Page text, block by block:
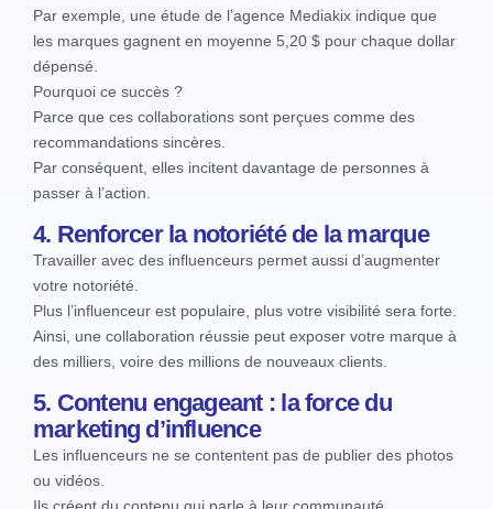
Par exemple, une étude de l’agence Mediakix indique que
les marques gagnent en moyenne 5,20 $ pour chaque dollar
dépensé.
Pourquoi ce succès ?
Parce que ces collaborations sont perçues comme des
recommandations sincères.
Par conséquent, elles incitent davantage de personnes à
passer à l’action.
4. Renforcer la notoriété de la marque
Travailler avec des influenceurs permet aussi d’augmenter
votre notoriété.
Plus l’influenceur est populaire, plus votre visibilité sera forte.
Ainsi, une collaboration réussie peut exposer votre marque à
des milliers, voire des millions de nouveaux clients.
5. Contenu engageant : la force du
marketing d’influence
Les influenceurs ne se contentent pas de publier des photos
ou vidéos.